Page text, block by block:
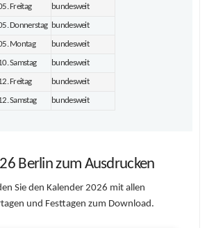
Freitag bundesweit
Donnerstag bundesweit
Montag bundesweit
Samstag bundesweit
Freitag bundesweit
Samstag bundesweit
Berlin zum Ausdrucken
Sie den Kalender 2026 mit allen
und Festtagen zum Download.